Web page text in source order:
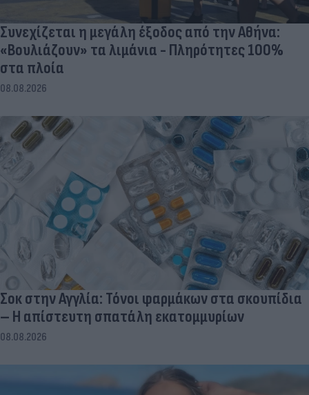
Συνεχίζεται η μεγάλη έξοδος από την Αθήνα:
«Βουλιάζουν» τα λιμάνια - Πληρότητες 100%
στα πλοία
08.08.2026
Σοκ στην Αγγλία: Τόνοι φαρμάκων στα σκουπίδια
– Η απίστευτη σπατάλη εκατομμυρίων
08.08.2026